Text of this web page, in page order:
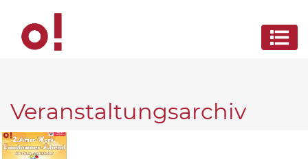
Veranstaltungsarchiv